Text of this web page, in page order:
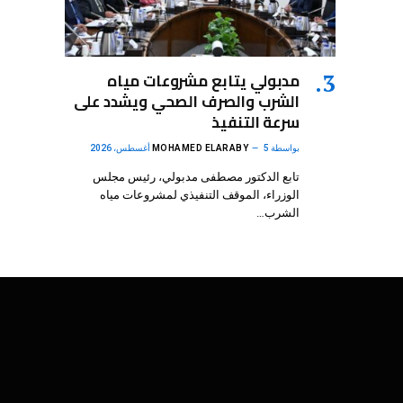
مدبولي يتابع مشروعات مياه
الشرب والصرف الصحي ويشدد على
سرعة التنفيذ
بواسطة MOHAMED ELARABY 5 أغسطس، 2026
تابع الدكتور مصطفى مدبولي، رئيس مجلس
الوزراء، الموقف التنفيذي لمشروعات مياه
الشرب…